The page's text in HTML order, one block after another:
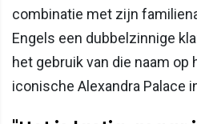
combinatie met zijn
Engels een dubbelzinnige
het gebruik van die naam op
iconische Alexandra Palace